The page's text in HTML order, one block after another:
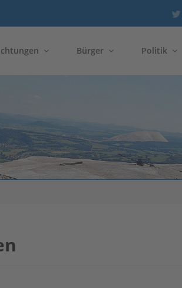
Bürger Politik